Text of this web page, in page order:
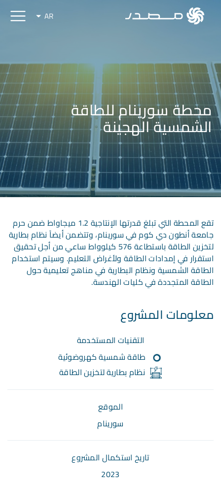
AR
محطة سورينام للطاقة
الشمسية الهجينة
تقع المحطة التي تبلغ قدرتها الإنتاجية 1.2 ميجاواط ضمن حرم
جامعة أنطون دي كوم في سورينام، وتتضمن أيضاً نظام بطارية
لتخزين الطاقة باستطاعة 576 كيلوواط ساعي من أجل تحقيق
استقرار في إمدادات الطاقة ولأغراض التعليم. وسيتم استخدام
الطاقة الشمسية ونظام البطارية في مناهج تعليمية حول
الطاقة المتجددة في كليات الهندسة.
معلومات المشروع
التقنيات المستخدمة
طاقة شمسية كهروضوئية
نظام بطارية لتخزين الطاقة
الموقع
سورينام
تاريخ استكمال المشروع
2023